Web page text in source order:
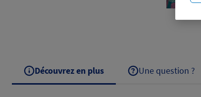
Découvrez en plus Une question ?